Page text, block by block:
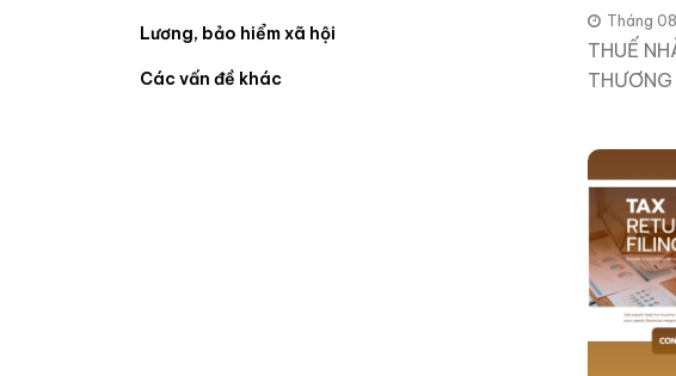
Lương, bảo hiểm xã hội
Các vấn đề khác
Tháng
THUẾ